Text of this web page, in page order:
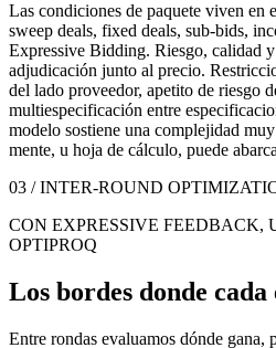
Las condiciones de paquete viven en
sweep deals, fixed deals, sub-bids,
Expressive Bidding. Riesgo, calidad
adjudicación junto al precio.
del lado proveedor, apetito de riesgo
multiespecificación entre
modelo sostiene una complejidad
mente, u hoja de cálculo, puede
03 / INTER-ROUND
CON EXPRESSIVE FEEDBACK,
OPTIPROQ
Los bordes donde
Entre rondas evaluamos dónde gana,